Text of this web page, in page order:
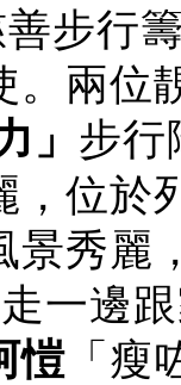
步行
兩位
」 步行
， 位於
景秀麗
走一邊
愷 「 瘦